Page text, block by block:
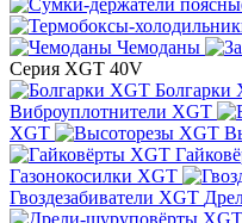
Чемоданы
Серия XGT 40V
Болгарки
Виброуплотнители XGT
XGT
Газонокосилки XGT
Гвоздезабиватели XGT